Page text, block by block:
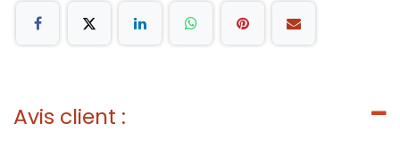
Avis client :